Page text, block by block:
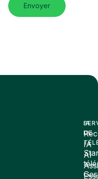
Envoyer
DE
IA
IA
AI